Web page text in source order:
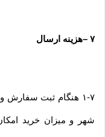
۷ –هزینه ارسال
۱-۷ هنگام ثبت
شهر و میزان خرید